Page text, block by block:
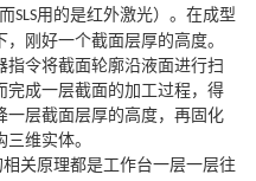
SLS用的是红外激光）。在成型
刚好一个截面层厚的高度。
令将截面轮廓沿液面进行扫
完成一层截面的加工过程，得
一层截面层厚的高度，再固化
维实体。
相关原理都是工作台一层一层往